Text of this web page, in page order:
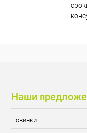
Наши
Новинки